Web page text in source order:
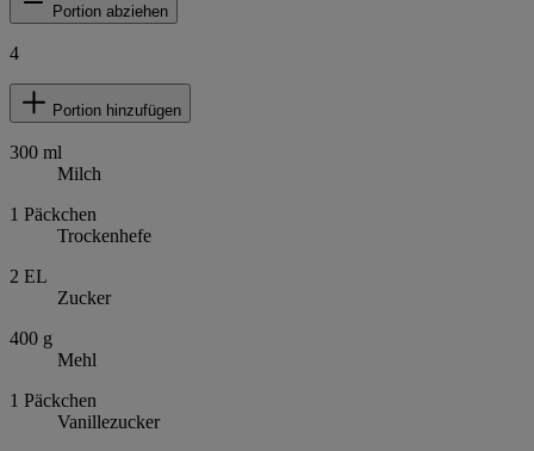
Portion abziehen
4
Portion hinzufügen
300 ml
Milch
1 Päckchen
Trockenhefe
2 EL
Zucker
400 g
Mehl
1 Päckchen
Vanillezucker